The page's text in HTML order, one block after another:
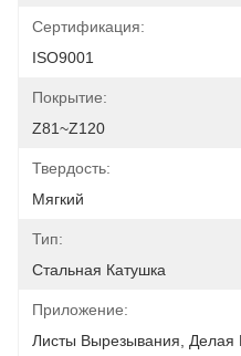
Сертификация:
ISO9001
Покрытие:
Z81~Z120
Твердость:
Мягкий
Тип:
Стальная Катушка
Приложение:
Листы Вырезывания,